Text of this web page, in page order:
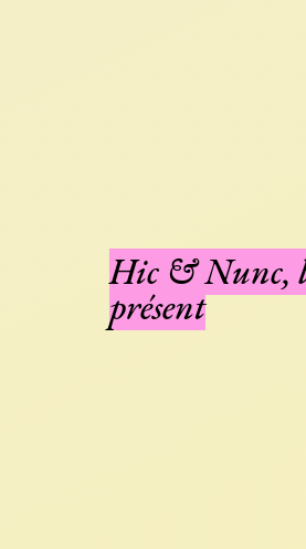
Hic & Nunc,
présent